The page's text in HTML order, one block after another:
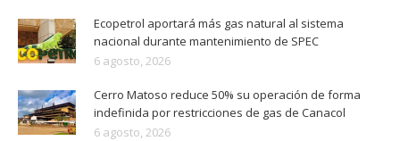
Ecopetrol aportará más gas natural al sistema
nacional durante mantenimiento de SPEC
6 agosto, 2026
Cerro Matoso reduce 50% su operación de forma
indefinida por restricciones de gas de Canacol
6 agosto, 2026